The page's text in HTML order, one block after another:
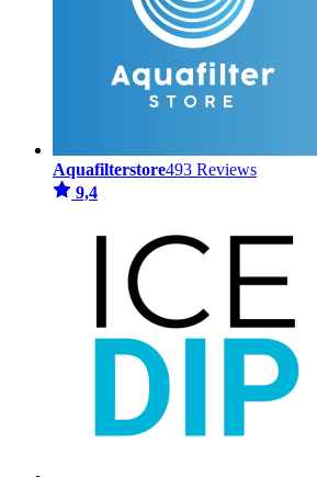
Aquafilterstore493 Reviews
9,4